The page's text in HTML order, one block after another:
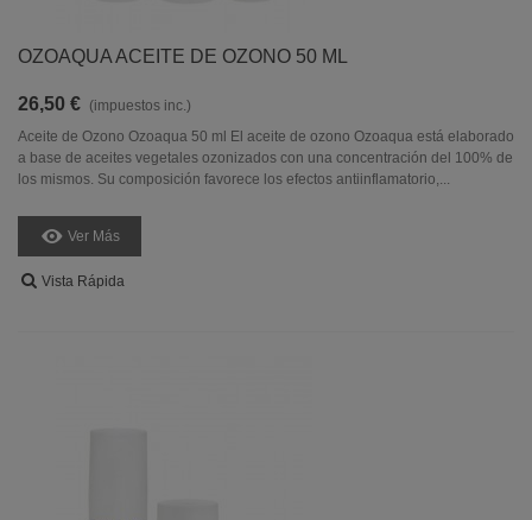
OZOAQUA ACEITE DE OZONO 50 ML
26,50 € (impuestos inc.)
Aceite de Ozono Ozoaqua 50 ml El aceite de ozono Ozoaqua está elaborado
a base de aceites vegetales ozonizados con una concentración del 100% de
los mismos. Su composición favorece los efectos antiinflamatorio,...
Ver Más
Vista Rápida